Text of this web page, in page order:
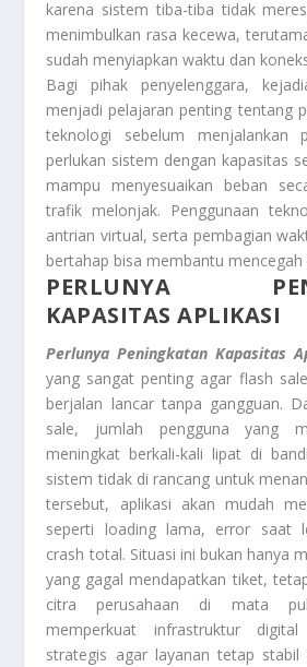
karena sistem tiba-tiba tidak
menimbulkan rasa kecewa,
sudah menyiapkan waktu dan
Bagi pihak penyelenggara,
menjadi pelajaran penting tentang
teknologi sebelum menjalankan
perlukan sistem dengan kapasitas
mampu menyesuaikan beban
trafik melonjak. Penggunaan
antrian virtual, serta pembagian
bertahap bisa membantu mencegah
PERLUNYA
KAPASITAS APLIKASI
Perlunya Peningkatan Kapasitas
yang sangat penting agar flash
berjalan lancar tanpa gangguan.
sale, jumlah pengguna yang
meningkat berkali-kali lipat di
sistem tidak di rancang untuk
tersebut, aplikasi akan mudah
seperti loading lama, error saat
crash total. Situasi ini bukan hanya
yang gagal mendapatkan tiket,
citra perusahaan di mata
memperkuat infrastruktur
strategis agar layanan tetap stabil